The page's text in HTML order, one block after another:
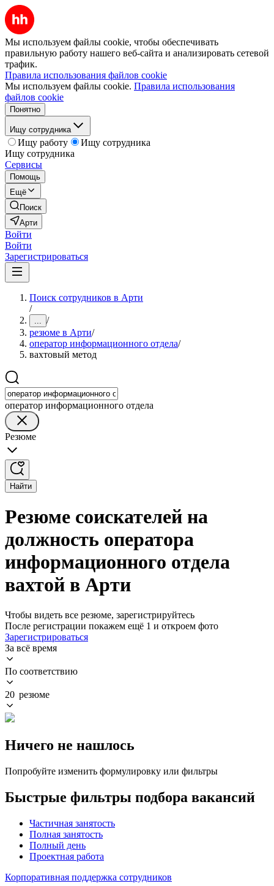
Мы используем файлы cookie, чтобы обеспечивать
правильную работу нашего веб-сайта и анализировать сетевой
трафик.
Правила использования файлов cookie
Мы используем файлы cookie. Правила использования
файлов cookie
Понятно
Ищу сотрудника
Ищу работу
Ищу сотрудника
Ищу сотрудника
Сервисы
Помощь
Ещё
Поиск
Арти
Войти
Войти
Зарегистрироваться
Поиск сотрудников в Арти
/
... /
резюме в Арти/
оператор информационного отдела/
вахтовый метод
оператор информационного отдела
Резюме
Найти
Резюме соискателей на
должность оператора
информационного отдела
вахтой в Арти
Чтобы видеть все резюме, зарегистрируйтесь
После регистрации покажем ещё 1 и откроем фото
Зарегистрироваться
За всё время
По соответствию
20 резюме
Ничего не нашлось
Попробуйте изменить формулировку или фильтры
Быстрые фильтры подбора вакансий
Частичная занятость
Полная занятость
Полный день
Проектная работа
Корпоративная поддержка сотрудников